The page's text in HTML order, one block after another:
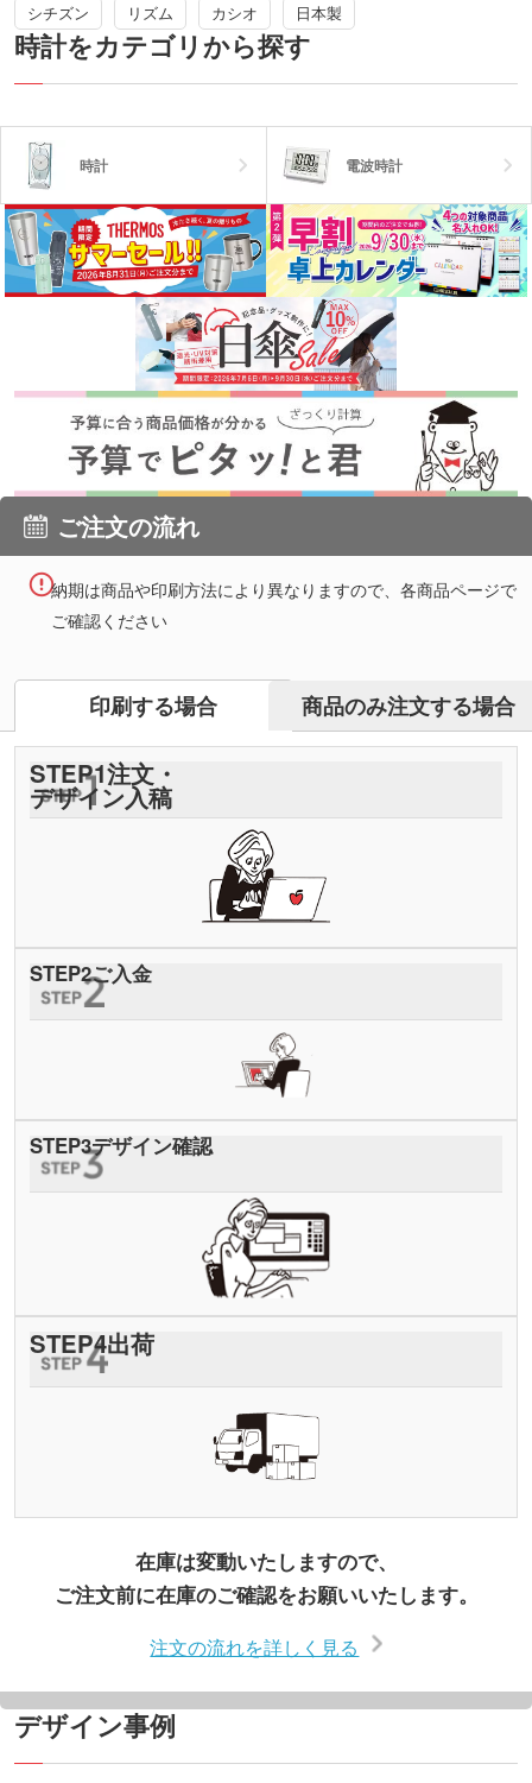
シチズン
リズム カシオ 日本製
時計をカテゴリから探す
時計 電波時計
ご注文の流れ
納期は商品や印刷方法により異なりますので、各商品ページで
ご確認ください
印刷する場合 商品のみ注文する場合
STEP1注文・
デザイン入稿
STEP2ご入金
STEP3デザイン確認
STEP4出荷
在庫は変動いたしますので、
ご注文前に在庫のご確認をお願いいたします。
注文の流れを詳しく見る
デザイン事例